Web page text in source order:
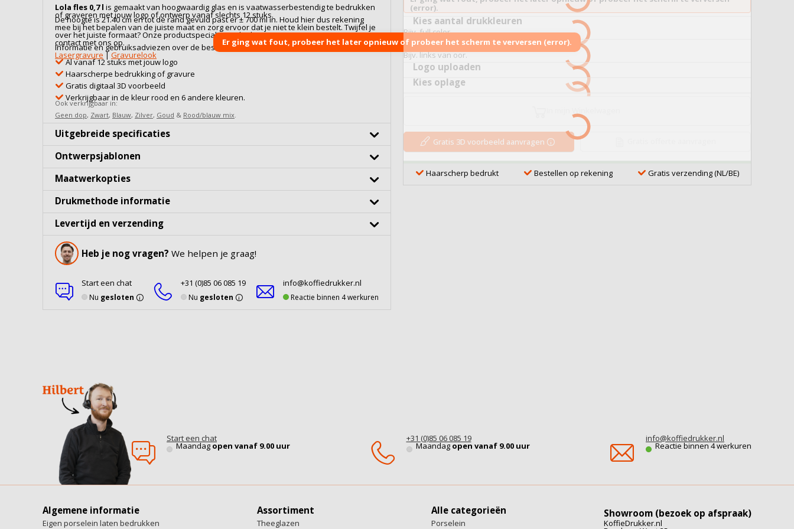
Lola fles 0,7 l is gemaakt van hoogwaardig glas en is vaatwasserbestendig te bedrukken
of graveren met jouw logo of ontwerp vanaf slechts 12 stuks.
De hoogte is 21.40 cm en tot de rand gevuld past er ± 700 ml in. Houd hier dus rekening
mee bij het bepalen van de juiste maat en zorg ervoor dat je niet te klein bestelt. Twijfel je
over het juiste formaat? Onze productspecialisten denken graag met je mee. Neem gerust
contact met ons op.
Informatie en gebruiksadviezen over de beschikbare bewerkingen: Bedrukking |
Lasergravure |Gravurelook
Al vanaf 12 stuks met jouw logo
Haarscherpe bedrukking of gravure
Gratis digitaal 3D voorbeeld
Verkrijgbaar in de kleur rood en 6 andere kleuren.
Ook verkrijgbaar in:
Geen dop, Zwart, Blauw, Zilver, Goud & Rood/blauw mix
Uitgebreide specificaties
Ontwerpsjablonen
Maatwerkopties
Drukmethode informatie
Levertijd en verzending
Heb je nog vragen? We helpen je graag!
Start een chat
Nu gesloten
+31 (0)85 06 085 19
Nu gesloten
info@koffiedrukker.nl
Reactie binnen 4 werkuren
(error).
Kies aantal drukkleuren
Bijv. full color.
Kies drukposities
Bijv. links van oor.
Logo uploaden
Kies oplage
Gratis 3D voorbeeld aanvragen
Haarscherp bedrukt Bestellen op rekening Gratis verzending (NL/BE)
Start een chat
Maandagopen vanaf 9.00 uur
+31 (0)85 06 085 19
Maandagopen vanaf 9.00 uur
info@koffiedrukker.nl
Reactie binnen 4 werkuren
Algemene informatie
Eigen porselein laten bedrukken
Assortiment
Theeglazen
Alle categorieën
Porselein
Showroom (bezoek op afspraak)
KoffieDrukker.nl
Er ging wat fout, probeer het later opnieuw of probeer het scherm te verversen (error).